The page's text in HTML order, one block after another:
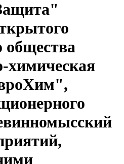
общества